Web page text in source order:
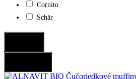
Cornito
Schär